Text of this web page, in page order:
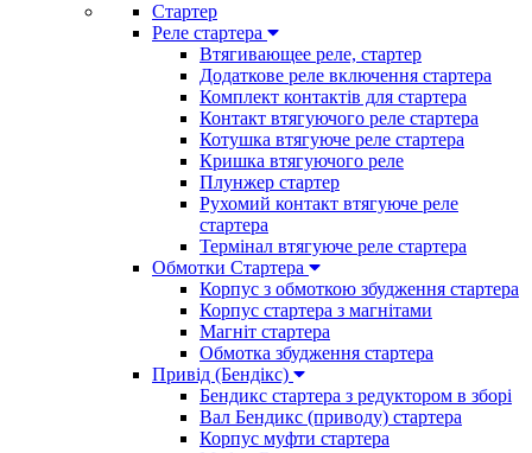
Стартер
Реле стартера
Втягивающее реле, стартер
Додаткове реле включення стартера
Комплект контактів для стартера
Контакт втягуючого реле стартера
Котушка втягуюче реле стартера
Кришка втягуючого реле
Плунжер стартер
Рухомий контакт втягуюче реле
стартера
Термінал втягуюче реле стартера
Обмотки Стартера
Корпус з обмоткою збудження стартера
Корпус стартера з магнітами
Магніт стартера
Обмотка збудження стартера
Привід (Бендікс)
Бендикс стартера з редуктором в зборі
Вал Бендикс (приводу) стартера
Корпус муфти стартера